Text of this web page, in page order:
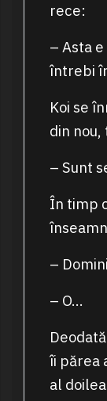
rece:
– Asta
întrebi
Koi se
din
– Sunt
În timp
–
– O…
îi părea
al